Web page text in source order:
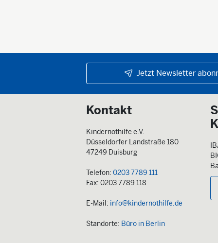
Jetzt Newsletter
Kontakt
Kindernothilfe e.V.
Düsseldorfer Landstraße 180
47249 Duisburg
Telefon: 0203 7789 111
Fax: 0203 7789 118
E-Mail: info@kindernothilfe.de
Standorte: Büro in Berlin